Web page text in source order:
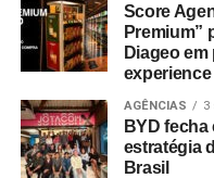
completo estáScore
Premium”
Diageo
experience
AGÊNCIAS 3
BYD
estratégia
Brasil